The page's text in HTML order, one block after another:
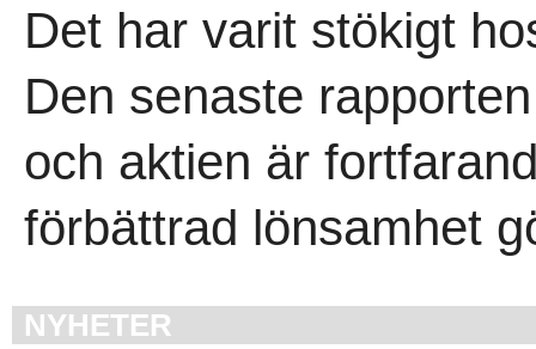
Det har varit stökigt
Den senaste
och aktien är
förbättrad lönsamhet
NYHETER